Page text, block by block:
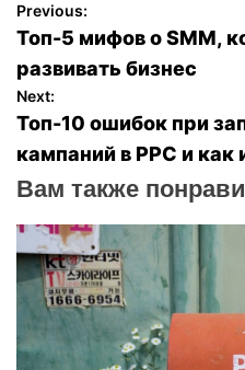
Н
а
в
и
а
ц
и
Previous:
Топ-5 мифов о SMM,
развивать бизнес
Next:
Топ-10 ошибок при
кампаний в PPC и как
Вам также